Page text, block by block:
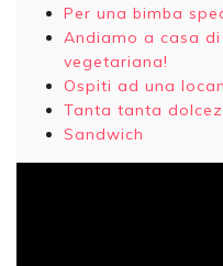
Per una bimba
Andiamo a casa
vegetariana!
Ospiti ad una
Tanta tanta
Sandwich